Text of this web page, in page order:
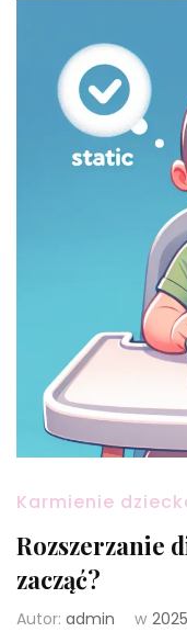
Karmienie
Rozszerzanie
zacząć?
Autor: admin w